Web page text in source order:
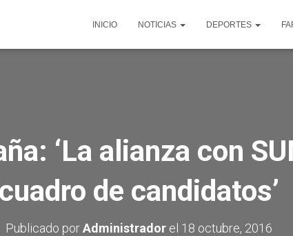
INICIO NOTICIAS DEPORTES
‘La alianza con
cuadro de candidatos’
Publicado porAdministradorel 18 octubre, 2016